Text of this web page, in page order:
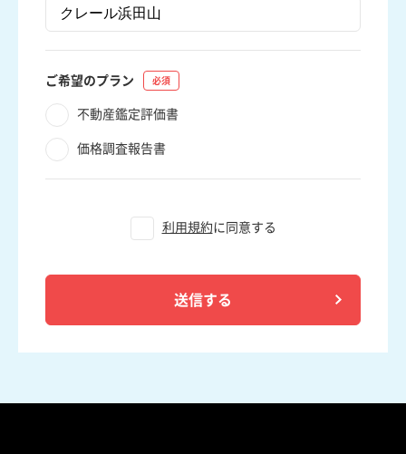
ご希望のプラン
不動産鑑定評価書
価格調査報告書
利用規約に同意する
送信する